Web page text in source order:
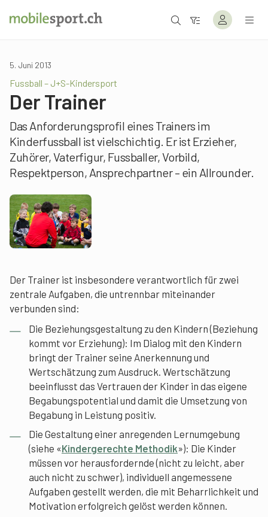
5. Juni 2013
Fussball – J+S-Kindersport
Der Trainer
Das Anforderungsprofil eines Trainers im
Kinderfussball ist vielschichtig. Er ist Erzieher,
Zuhörer, Vaterfigur, Fussballer, Vorbild,
Respektperson, Ansprechpartner – ein Allrounder.
Der Trainer ist insbesondere verantwortlich für zwei
zentrale Aufgaben, die untrennbar miteinander
verbunden sind:
Die Beziehungsgestaltung zu den Kindern (Beziehung
kommt vor Erziehung): Im Dialog mit den Kindern
bringt der Trainer seine Anerkennung und
Wertschätzung zum Ausdruck. Wertschätzung
beeinflusst das Vertrauen der Kinder in das eigene
Begabungspotential und damit die Umsetzung von
Begabung in Leistung positiv.
Die Gestaltung einer anregenden Lernumgebung
(siehe «Kindergerechte Methodik»): Die Kinder
müssen vor herausfordernde (nicht zu leicht, aber
auch nicht zu schwer), individuell angemessene
Aufgaben gestellt werden, die mit Beharrlichkeit und
Motivation erfolgreich gelöst werden können.